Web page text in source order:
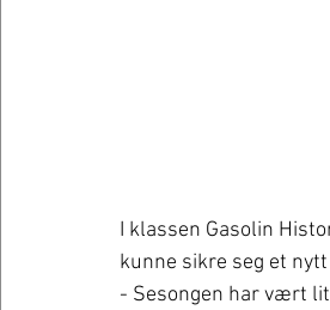
I klassen Gasolin
kunne sikre seg et
- Sesongen har vært